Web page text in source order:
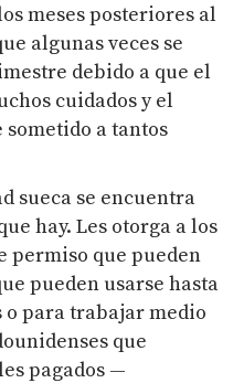
meses posteriores al
algunas veces se
debido a que el
cuidados y el
a tantos
sueca se encuentra
hay. Les otorga a los
permiso que pueden
pueden usarse hasta
o para trabajar medio
que
pagados —